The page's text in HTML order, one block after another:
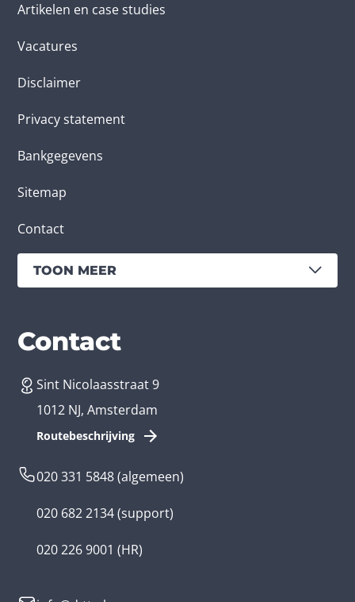
Artikelen en case studies
Vacatures
Disclaimer
Privacy statement
Bankgegevens
Sitemap
Contact
TOON MEER
Diensten
App laten maken
Branches
Bedrijfsapp
Contact
Sint Nicolaasstraat 9
1012 NJ, Amsterdam
Routebeschrijving
020 331 5848(algemeen)
020 682 2134(support)
020 226 9001 (HR)